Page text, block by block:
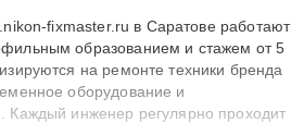
fixmaster.ru в Саратове работают
образованием и стажем от 5
на ремонте техники бренда
оборудование и
Каждый инженер регулярно проходит